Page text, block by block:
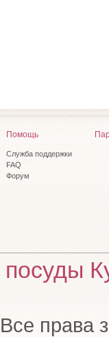
Помощь
Служба поддержки
FAQ
Форум
права